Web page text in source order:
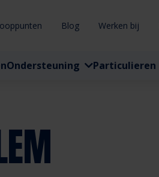
Blog Werken bij
Ondersteuning Particulieren